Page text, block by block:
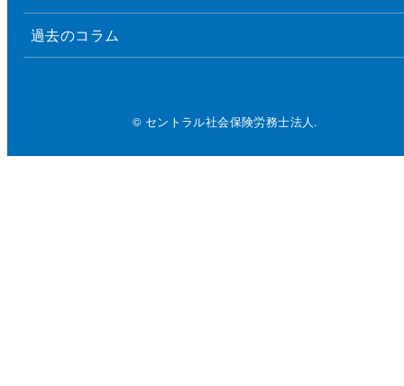
過去のコラム
© セントラル社会保険労務士法人.